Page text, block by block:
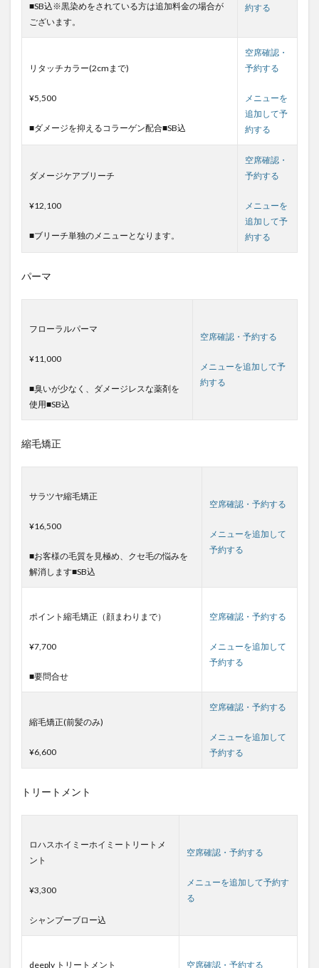
■SB込※黒染めをされている方は追加料金の場合が
ございます。
約する
リタッチカラー(2cmまで)
¥5,500
■ダメージを抑えるコラーゲン配合■SB込
空席確認・
予約する
メニューを
追加して予
約する
ダメージケアブリーチ
¥12,100
■ブリーチ単独のメニューとなります。
空席確認・
予約する
メニューを
追加して予
約する
パーマ
フローラルパーマ
¥11,000
■臭いが少なく、ダメージレスな薬剤を
使用■SB込
空席確認・予約する
メニューを追加して予
約する
縮毛矯正
サラツヤ縮毛矯正
¥16,500
■お客様の毛質を見極め、クセ毛の悩みを
解消します■SB込
空席確認・予約する
メニューを追加して
予約する
ポイント縮毛矯正（顔まわりまで）
¥7,700
■要問合せ
空席確認・予約する
メニューを追加して
予約する
縮毛矯正(前髪のみ)
¥6,600
空席確認・予約する
メニューを追加して
予約する
トリートメント
ロハスホイミーホイミートリートメ
ント
¥3,300
シャンプーブロー込
空席確認・予約する
メニューを追加して予約す
る
deeply トリートメント 空席確認・予約する